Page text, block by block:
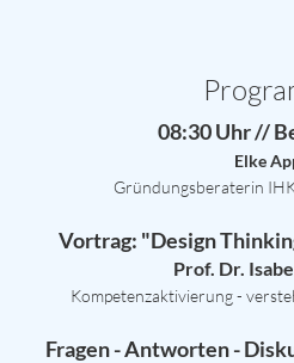
08:30 Uhr //
Elke
Gründungsberaterin
Vortrag: "Design
Prof. Dr.
Kompetenzaktivierung -
Fragen - Antworten -